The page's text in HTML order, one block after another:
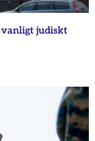
vanligt judiskt